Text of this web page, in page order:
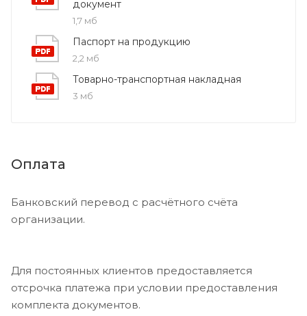
документ
1,7 мб
Паспорт на продукцию
2,2 мб
Товарно-транспортная накладная
3 мб
Оплата
Банковский перевод с расчётного счёта
организации.
Для постоянных клиентов предоставляется
отсрочка платежа при условии предоставления
комплекта документов.